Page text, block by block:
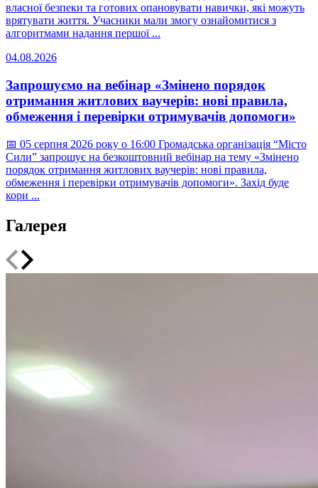
власної безпеки та готових опановувати навички, які можуть
врятувати життя. Учасники мали змогу ознайомитися з
алгоритмами надання першої ...
04.08.2026
Запрошуємо на вебінар «Змінено порядок
отримання житлових ваучерів: нові правила,
обмеження і перевірки отримувачів допомоги»
📅 05 серпня 2026 року о 16:00 Громадська організація “Місто
Сили” запрошує на безкоштовний вебінар на тему «Змінено
порядок отримання житлових ваучерів: нові правила,
обмеження і перевірки отримувачів допомоги». Захід буде
кори ...
Галерея